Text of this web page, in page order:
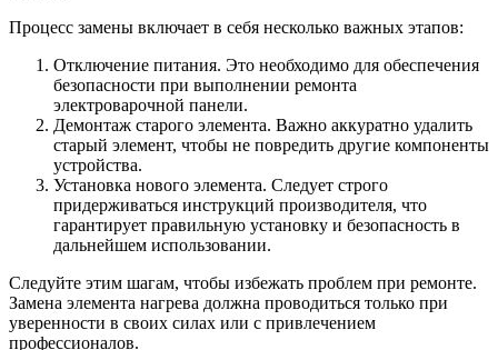
Процесс замены включает в себя несколько важных этапов:
Отключение питания. Это необходимо для обеспечения
безопасности при выполнении ремонта
электроварочной панели.
Демонтаж старого элемента. Важно аккуратно удалить
старый элемент, чтобы не повредить другие компоненты
устройства.
Установка нового элемента. Следует строго
придерживаться инструкций производителя, что
гарантирует правильную установку и безопасность в
дальнейшем использовании.
Следуйте этим шагам, чтобы избежать проблем при ремонте.
Замена элемента нагрева должна проводиться только при
уверенности в своих силах или с привлечением
профессионалов.